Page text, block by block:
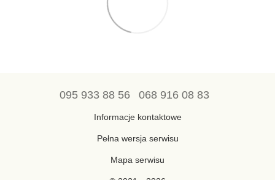
095 933 88 56 068 916 08 83
Informacje kontaktowe
Pełna wersja serwisu
Mapa serwisu